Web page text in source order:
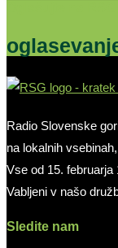
Radio Slovenske
na lokalnih
Vse od 15.
Vabljeni v našo
Sledite nam